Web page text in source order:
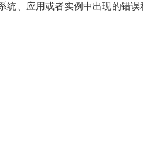
统、应用或者实例中出现的错误